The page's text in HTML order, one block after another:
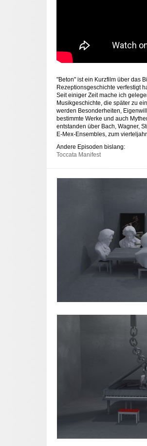
"Beton" ist ein Kurzfilm über das
Rezeptionsgeschichte verfestigt
Seit einiger Zeit mache ich
Musikgeschichte, die später zu
werden Besonderheiten,
bestimmte Werke und auch
entstanden über Bach, Wagner,
E-Mex-Ensembles, zum
Andere Episoden bislang:
Toccata Manifest